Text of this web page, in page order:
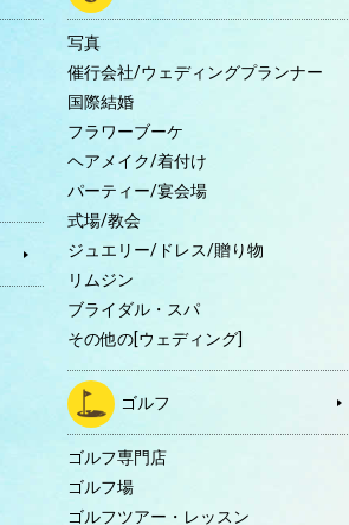
写真
催行会社/ウェディングプランナー
国際結婚
フラワーブーケ
ヘアメイク/着付け
パーティー/宴会場
式場/教会
ジュエリー/ドレス/贈り物
リムジン
ブライダル・スパ
その他の[ウェディング]
ゴルフ
ゴルフ専門店
ゴルフ場
ゴルフツアー・レッスン